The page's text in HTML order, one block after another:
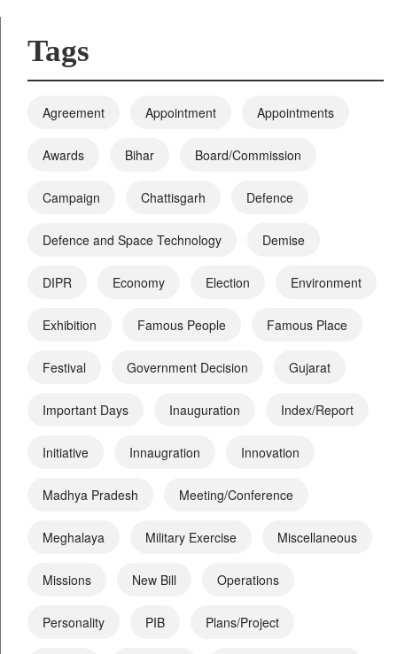
Tags
Agreement Appointment Appointments
Awards Bihar Board/Commission
Campaign Chattisgarh Defence
Defence and Space Technology Demise
DIPR Economy Election Environment
Exhibition Famous People Famous Place
Festival Government Decision Gujarat
Important Days Inauguration Index/Report
Initiative Innaugration Innovation
Madhya Pradesh Meeting/Conference
Meghalaya Military Exercise Miscellaneous
Missions New Bill Operations
Personality PIB Plans/Project